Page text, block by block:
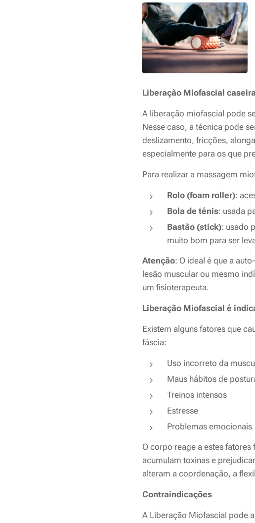
Liberação Miofascial
A liberação miofascial pode
Nesse caso, a técnica pode
deslizamento, fricções,
especialmente para os que
Para realizar a massagem
Rolo (foam roller):
Bola de ténis: usada
Bastão (stick): usado
muito bom para ser
Atenção: O ideal é que a
lesão muscular ou mesmo
um fisioterapeuta.
Liberação Miofascial é
Existem alguns fatores que
fáscia:
Uso incorreto da
Maus hábitos de
Treinos intensos
Estresse
Problemas emocionais
O corpo reage a estes fatores
acumulam toxinas e
alteram a coordenação, a
Contraindicações
A Liberação Miofascial pode